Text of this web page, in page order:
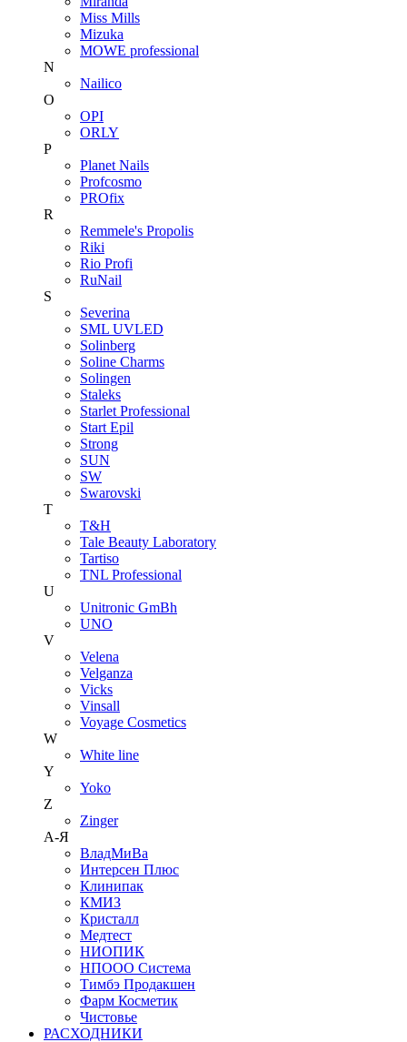
Miss Mills
Mizuka
MOWE professional
N
Nailico
O
OPI
ORLY
P
Planet Nails
Profcosmo
PROfix
R
Remmele's Propolis
Riki
Rio Profi
RuNail
S
Severina
SML UVLED
Solinberg
Soline Charms
Solingen
Staleks
Starlet Professional
Start Epil
Strong
SUN
SW
Swarovski
T
T&H
Tale Beauty Laboratory
Tartiso
TNL Professional
U
Unitroniс GmBh
UNO
V
Velena
Velganza
Vicks
Vinsall
Voyage Cosmetics
W
White line
Y
Yoko
Z
Zinger
А-Я
ВладМиВа
Интерсен Плюс
Клинипак
КМИЗ
Кристалл
Медтест
НИОПИК
НПООО Система
Тимбэ Продакшен
Фарм Косметик
Чистовье
РАСХОДНИКИ